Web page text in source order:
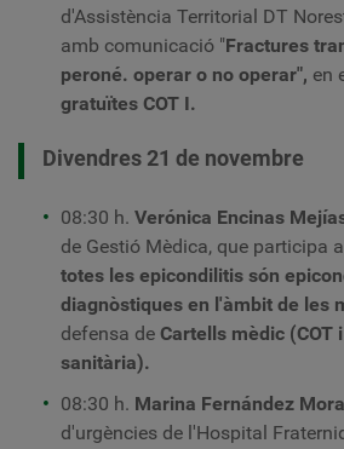
d'Assistència Territorial DT
amb comunicació "Fractures
peroné. operar o no operar", en
gratuïtes COT I.
Divendres 21 de novembre
08:30 h. Verónica Encinas
de Gestió Mèdica, que participa
totes les epicondilitis són
diagnòstiques en l'àmbit de les
defensa de Cartells mèdic (COT
sanitària).
08:30 h. Marina Fernández
d'urgències de l'Hospital